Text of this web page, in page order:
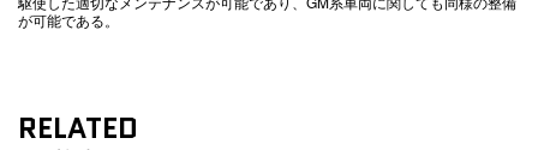
が可能である。
RELATED